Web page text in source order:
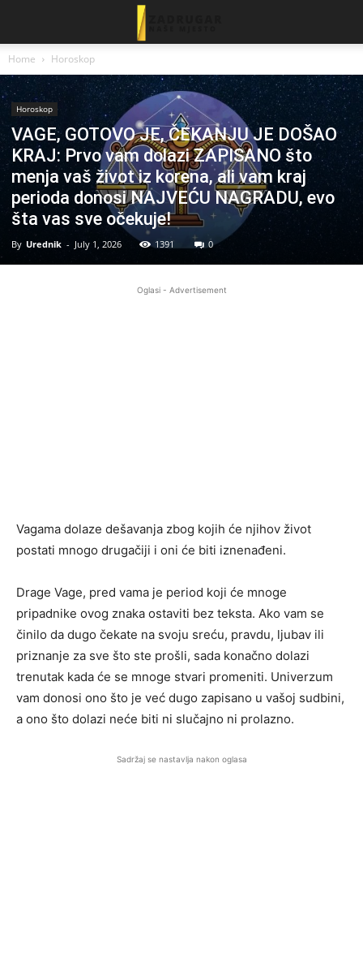
Home Horoskop
Horoskop
VAGE, GOTOVO JE, ČEKANJU JE DOŠAO
KRAJ: Prvo vam dolazi ZAPISANO što
menja vaš život iz korena, ali vam kraj
perioda donosi NAJVEĆU NAGRADU, evo
šta vas sve očekuje!
By Urednik - July 1, 2026 1391 0
Oglasi - Advertisement
Vagama dolaze dešavanja zbog kojih će njihov život
postati mnogo drugačiji i oni će biti iznenađeni.
Drage Vage, pred vama je period koji će mnoge
pripadnike ovog znaka ostaviti bez teksta. Ako vam se
činilo da dugo čekate na svoju sreću, pravdu, ljubav ili
priznanje za sve što ste prošli, sada konačno dolazi
trenutak kada će se mnoge stvari promeniti. Univerzum
vam donosi ono što je već dugo zapisano u vašoj sudbini,
a ono što dolazi neće biti ni slučajno ni prolazno.
Sadržaj se nastavlja nakon oglasa